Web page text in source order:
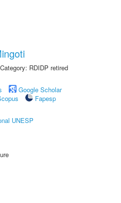
RDIDP retired
Google Scholar
Fapesp
UNESP